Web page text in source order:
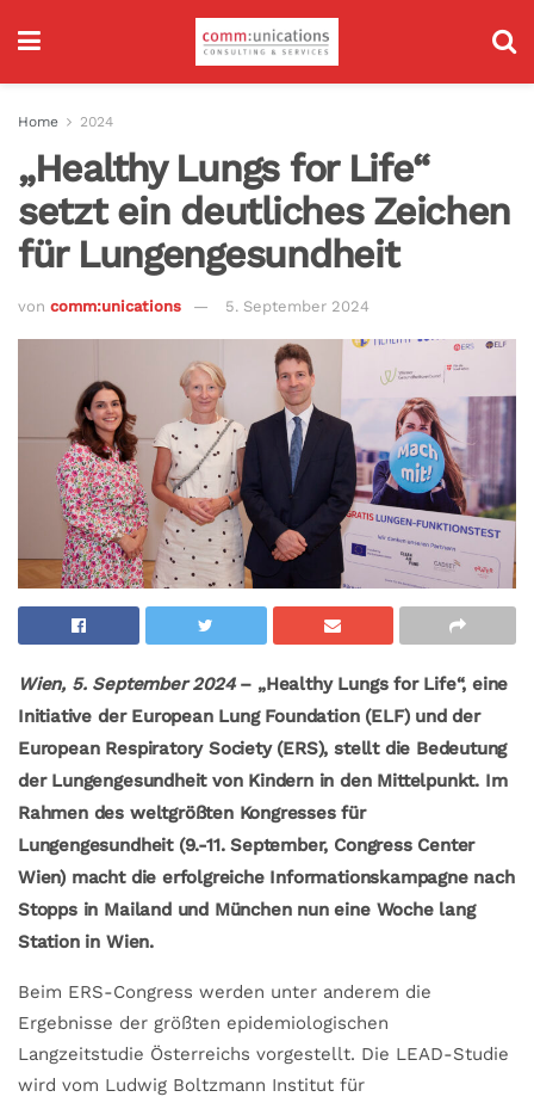
Home 2024
„Healthy Lungs for Life“
setzt ein deutliches Zeichen
für Lungengesundheit
von comm:unications 5. September 2024
Wien, 5. September 2024– „Healthy Lungs for Life“, eine
Initiative der European Lung Foundation (ELF) und der
European Respiratory Society (ERS), stellt die Bedeutung
der Lungengesundheit von Kindern in den Mittelpunkt. Im
Rahmen des weltgrößten Kongresses für
Lungengesundheit (9.-11. September, Congress Center
Wien) macht die erfolgreiche Informationskampagne nach
Stopps in Mailand und München nun eine Woche lang
Station in Wien.
Beim ERS-Congress werden unter anderem die
Ergebnisse der größten epidemiologischen
Langzeitstudie Österreichs vorgestellt. Die LEAD-Studie
wird vom Ludwig Boltzmann Institut für